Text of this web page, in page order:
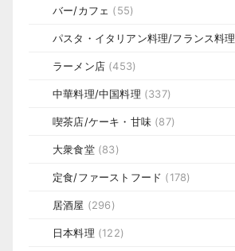
バー/カフェ (55)
パスタ・イタリアン料理/フランス料理
ラーメン店 (453)
中華料理/中国料理 (337)
喫茶店/ケーキ・甘味 (87)
大衆食堂(83)
定食/ファーストフード (178)
居酒屋 (296)
日本料理 (122)